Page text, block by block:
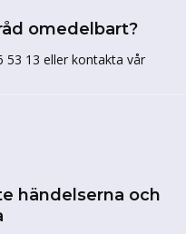
omedelbart?
53 13 eller kontakta vår
händelserna och